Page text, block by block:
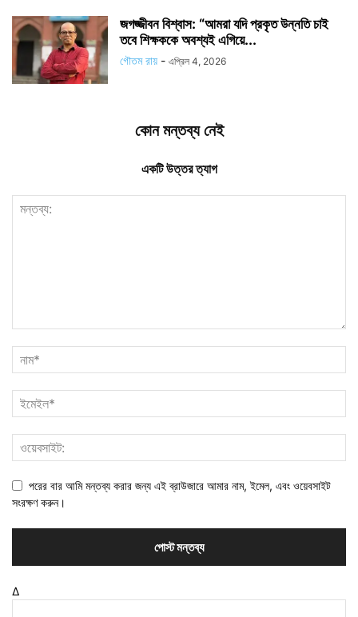
জগজ্জীবন বিশ্বাস: “আমরা যদি প্রকৃত উন্নতি চাই
তবে শিক্ষককে অবশ্যই এগিয়ে...
গৌতম রায় - এপ্রিল 4, 2026
কোন মন্তব্য নেই
একটি উত্তর ত্যাগ
পরের বার আমি মন্তব্য করার জন্য এই ব্রাউজারে আমার নাম, ইমেল, এবং ওয়েবসাইট
সংরক্ষণ করুন।
Δ